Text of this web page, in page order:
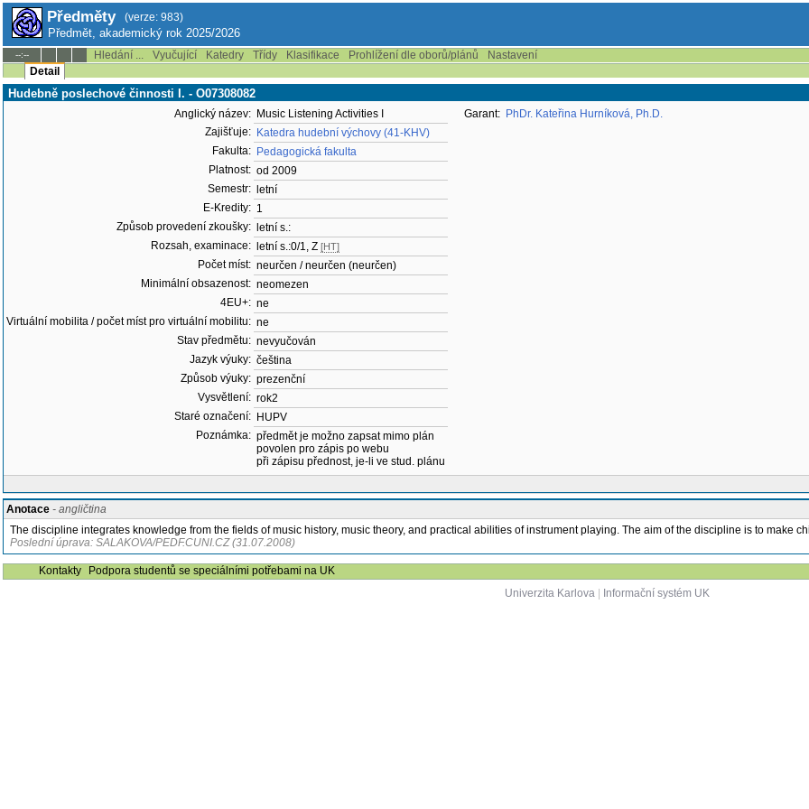
Předměty (verze: 983)
Předmět, akademický rok 2025/2026
--:-- Hledání ... Vyučující Katedry Třídy Klasifikace Prohlížení dle oborů/plánů
Nastavení
Detail
Hudebně poslechové činnosti I. - O07308082
Anglický název: Music Listening Activities I
Zajišťuje: Katedra hudební výchovy (41-KHV)
Fakulta: Pedagogická fakulta
Platnost: od 2009
Semestr:
letní
E-Kredity: 1
Způsob provedení zkoušky:
letní s.:
Rozsah, examinace:
letní s.:0/1, Z [HT]
Počet míst: neurčen / neurčen (neurčen)
Minimální obsazenost: neomezen
4EU+: ne
Virtuální mobilita / počet míst pro virtuální mobilitu: ne
Stav předmětu: nevyučován
Jazyk výuky: čeština
Způsob výuky: prezenční
Vysvětlení: rok2
Staré označení: HUPV
Poznámka: předmět je možno zapsat mimo plán
povolen pro zápis po webu
při zápisu přednost, je-li ve stud. plánu
Garant: PhDr. Kateřina Hurníková, Ph.D.
Anotace - angličtina
The discipline integrates knowledge from the fields of music history, music theory, and practical abilities of instrument playing. The aim of the discipline is to make
Poslední úprava: SALAKOVA/PEDF.CUNI.CZ (31.07.2008)
Kontakty
Podpora studentů se speciálními potřebami na UK
Univerzita Karlova| Informační systém UK